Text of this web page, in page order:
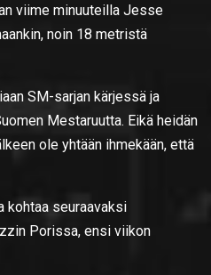
viime minuuteilla Jesse
noin 18 metristä
SM-sarjan kärjessä ja
Mestaruutta. Eikä heidän
ole yhtään ihmekään, että
kohtaa seuraavaksi
Porissa, ensi viikon